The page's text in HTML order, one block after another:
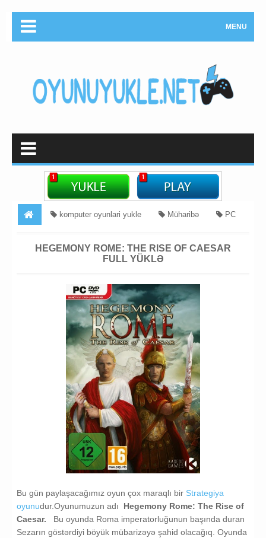
MENU
komputer oyunlari yukle Müharibə PC
The Rise of Caesar Full Yüklə
HEGEMONY ROME: THE RISE OF CAESAR
FULL YÜKLƏ
Bu gün paylaşacağımız oyun çox maraqlı bir Strategiya
oyunudur.Oyunumuzun adı
Hegemony Rome: The Rise of
Caesar.
Bu oyunda Roma imperatorluğunun başında duran
Sezarın göstərdiyi böyük mübarizəyə şahid olacağıq. Oyunda